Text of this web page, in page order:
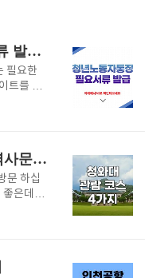
경기도 청년노동자통장 필요서류 발급사이트 총정리
필요한
트를 찾
신청하
이어야
지에서
수사항
성하시
제공
청와대 관람 코스 동선 4가지 (역사문화공간, 문화유산, 수목탐방, 어린이가족)
문 하십
은데요.
선 4가
문화공